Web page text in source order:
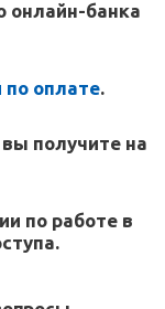
онлайн-банка
по оплате.
получите на
по работе в